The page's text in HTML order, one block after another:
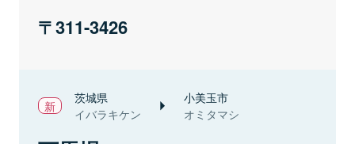
311-3426
茨城県
イバラキケン
小美玉市
オミタマシ